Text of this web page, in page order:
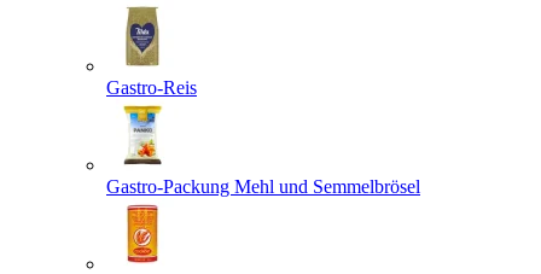
Gastro-Reis
Gastro-Packung Mehl und Semmelbrösel